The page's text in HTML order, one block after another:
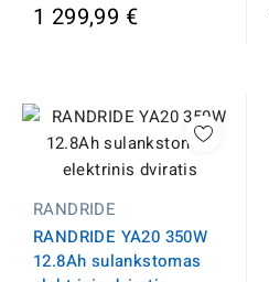
1 299,99 €
RANDRIDE
RANDRIDE YA20 350W
12.8Ah sulankstomas